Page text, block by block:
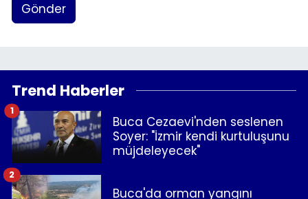
Gönder
Trend Haberler
Buca Cezaevi'nden seslenen
Soyer: "İzmir kendi kurtuluşunu
müjdeleyecek"
1
Buca'da orman yangını
2